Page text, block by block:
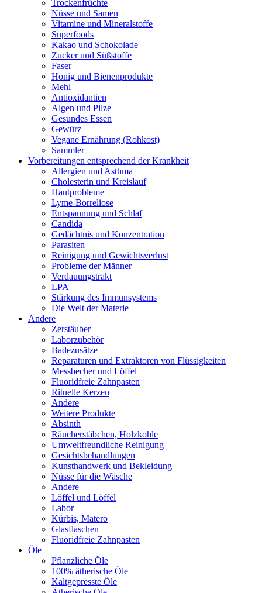
Trockenfrüchte
Nüsse und Samen
Vitamine und Mineralstoffe
Superfoods
Kakao und Schokolade
Zucker und Süßstoffe
Faser
Honig und Bienenprodukte
Mehl
Antioxidantien
Algen und Pilze
Gesundes Essen
Gewürz
Vegane Ernährung (Rohkost)
Sammler
Vorbereitungen entsprechend der Krankheit
Allergien und Asthma
Cholesterin und Kreislauf
Hautprobleme
Lyme-Borreliose
Entspannung und Schlaf
Candida
Gedächtnis und Konzentration
Parasiten
Reinigung und Gewichtsverlust
Probleme der Männer
Verdauungstrakt
LPA
Stärkung des Immunsystems
Die Welt der Materie
Andere
Zerstäuber
Laborzubehör
Badezusätze
Reparaturen und Extraktoren von Flüssigkeiten
Messbecher und Löffel
Fluoridfreie Zahnpasten
Rituelle Kerzen
Andere
Weitere Produkte
Absinth
Räucherstäbchen, Holzkohle
Umweltfreundliche Reinigung
Gesichtsbehandlungen
Kunsthandwerk und Bekleidung
Nüsse für die Wäsche
Andere
Löffel und Löffel
Labor
Kürbis, Matero
Glasflaschen
Fluoridfreie Zahnpasten
Öle
Pflanzliche Öle
100% ätherische Öle
Kaltgepresste Öle